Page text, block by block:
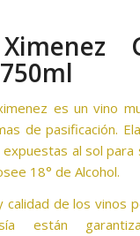
es un vino
de pasificación.
al sol para
18° de Alcohol.
calidad de los vinos
están